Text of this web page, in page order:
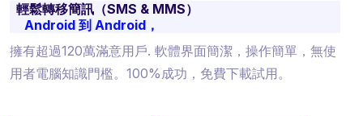
輕鬆轉移簡訊（SMS & MMS）
Android 到 Android，
擁有超過120萬滿意用戶. 軟體界面簡潔，操作簡單，無使
用者電腦知識門檻。100%成功，免費下載試用。